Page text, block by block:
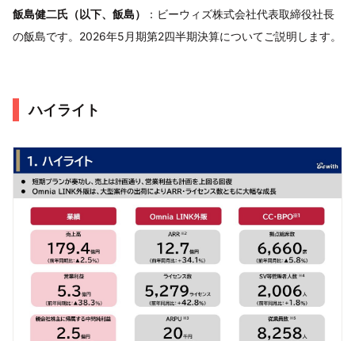
飯島健二氏（以下、飯島）
：ビーウィズ株式会社代表取締役社長
の飯島です。2026年5月期第2四半期決算についてご説明します。
ハイライト